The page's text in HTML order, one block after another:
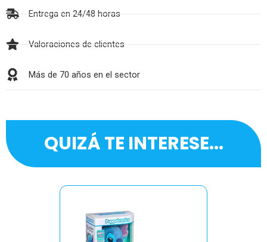
Entrega en 24/48 horas
Valoraciones de clientes
Más de 70 años en el sector
QUIZÁ TE INTERESE...